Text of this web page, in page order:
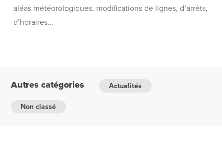
aléas météorologiques, modifications de lignes, d’arrêts,
d’horaires…
Autres catégories Actualités
Non classé